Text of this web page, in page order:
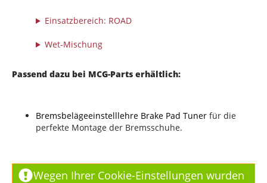
Einsatzbereich: ROAD
Wet-Mischung
Passend dazu bei MCG-Parts erhältlich:
Bremsbelägeeinstelllehre Brake Pad Tuner für die
perfekte Montage der Bremsschuhe.
Wegen Ihrer Cookie-Einstellungen wurden